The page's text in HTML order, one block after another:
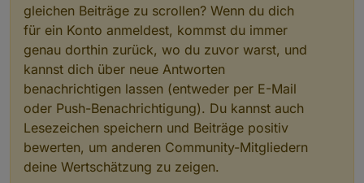
Stick vorbereiten.
Es gibt zwei Möglichkeiten.
A. Taste 2 (BSL) gedrückt halten -> Stick
einstecken -> Taste los lassen.
B. Stick einstecken -> Taste 1 (RST) drücken und
gedrückt halten - Taste 2 (BSL) drücken und
gedrückt halten -> Taste 1 los lassen -> nach 1-2
sek Taste 2 los lassen.
Orangene Button clicken (1) und ungefähr 5
Sekunden warten. Richtige ComPort wählen (2).
gleichen Beiträge zu scrollen? Wenn du dich
für ein Konto anmeldest, kommst du immer
genau dorthin zurück, wo du zuvor warst, und
kannst dich über neue Antworten
benachrichtigen lassen (entweder per E-Mail
oder Push-Benachrichtigung). Du kannst auch
Lesezeichen speichern und Beiträge positiv
bewerten, um anderen Community-Mitgliedern
deine Wertschätzung zu zeigen.